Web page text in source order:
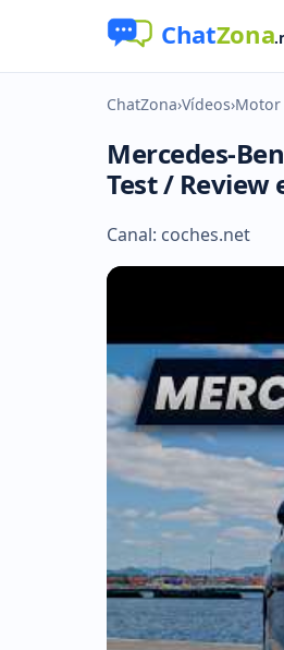
ChatZona›Vídeos›Motor
Mercedes-
Test / Review
Canal: coches.net